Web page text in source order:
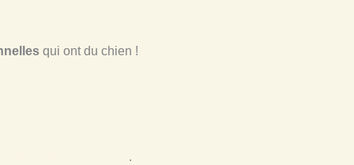
qui ont du chien !
.